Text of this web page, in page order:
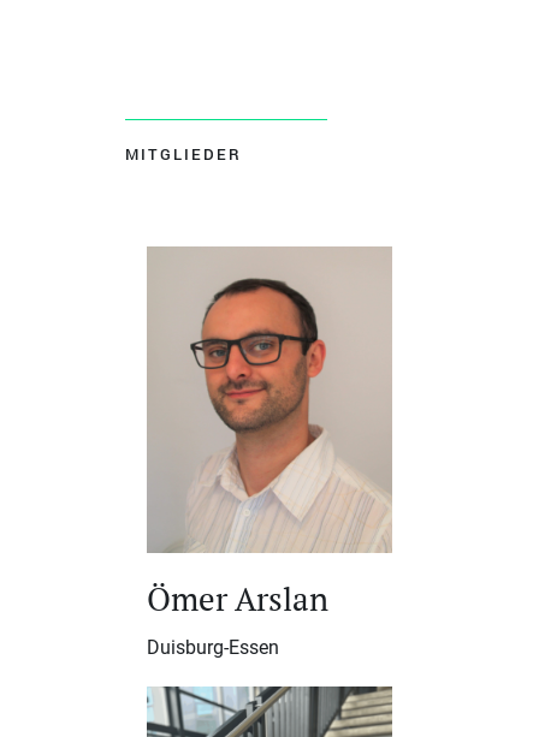
MITGLIEDER
Ömer Arslan
Duisburg-Essen